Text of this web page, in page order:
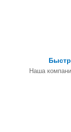
Наша